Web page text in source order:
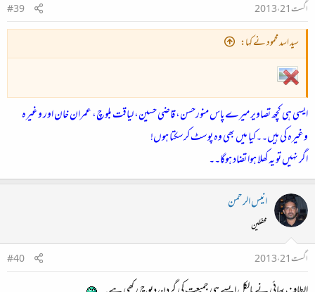
اگست 21، 2013
#39
سید اسد محمود نے کہا:
ایسی ہی کچھ تصاویر میرے پاس منورحسن، قاضی حسین، لیاقت بلوچ، عمران خان اور وغیرہ
وغیرہ کی ہیں۔۔کیا میں بھی وہ پوسٹ کرسکتا ہوں!
اگر نہیں تو یہ کھلا ہوا تضاد ہوگا۔۔
انیس الرحمن
محفلین
اگست 21، 2013
#40